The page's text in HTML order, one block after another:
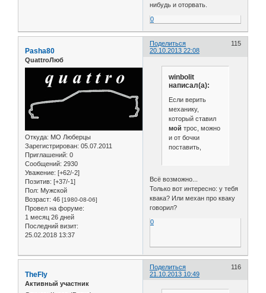
нибудь и оторвать.
0
Поделиться
115
20.10.2013 22:08
Pasha80
QuattroЛюб
Откуда: МО Люберцы
Зарегистрирован: 05.07.2011
Приглашений: 0
Сообщений: 2930
Уважение: [+62/-2]
Позитив: [+37/-1]
Пол: Мужской
Возраст: 46 [1980-08-06]
Провел на форуме:
1 месяц 26 дней
Последний визит:
25.02.2018 13:37
winbolit
написал(а):
Если верить
механику,
который ставил
мой трос, можно
и от бочки
поставить,
Всё возможно...
Только вот интересно: у тебя
квака? Или механ про кваку
говорил?
0
Поделиться
116
21.10.2013 10:49
TheFly
Активный участник